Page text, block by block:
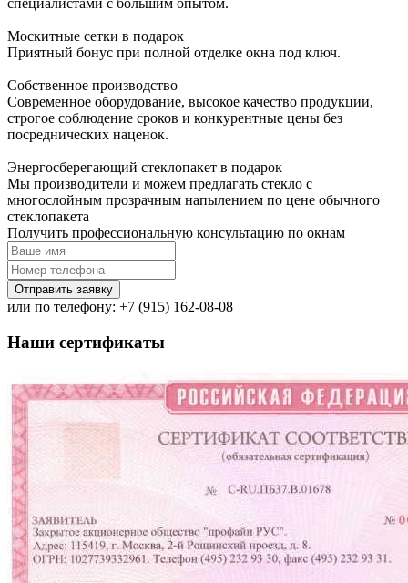
Москитные сетки в подарок
Приятный бонус при полной отделке окна под ключ.
Собственное производство
Современное оборудование, высокое качество продукции,
строгое соблюдение сроков и конкурентные цены без
посреднических наценок.
Энергосберегающий стеклопакет в подарок
Мы производители и можем предлагать стекло с
многослойным прозрачным напылением по цене обычного
стеклопакета
Получить профессиональную консультацию по окнам
Отправить заявку
или по телефону: +7 (915) 162-08-08
Наши сертификаты